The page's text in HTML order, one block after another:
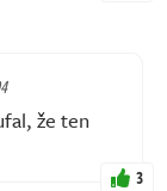
že ten
3